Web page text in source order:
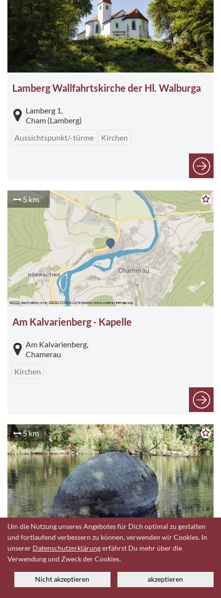
Lamberg Wallfahrtskirche der Hl. Walburga
Lamberg 1,
Cham (Lamberg)
Aussichtspunkt/-türme
Kirchen
5 km
Am Kalvarienberg - Kapelle
Am Kalvarienberg,
Chamerau
Kirchen
5 km
© Mittelbayerische
Roßstein
Am Anger,
Chamerau
Um die Nutzung unseres Angebotes für Dich optimal zu gestalten
und fortlaufend verbessern zu können, verwenden wir Cookies. In
unserer Datenschutzerklärungerfährst Du mehr über die
Verwendung und Zweck der Cookies.
Nicht akzeptieren akzeptieren